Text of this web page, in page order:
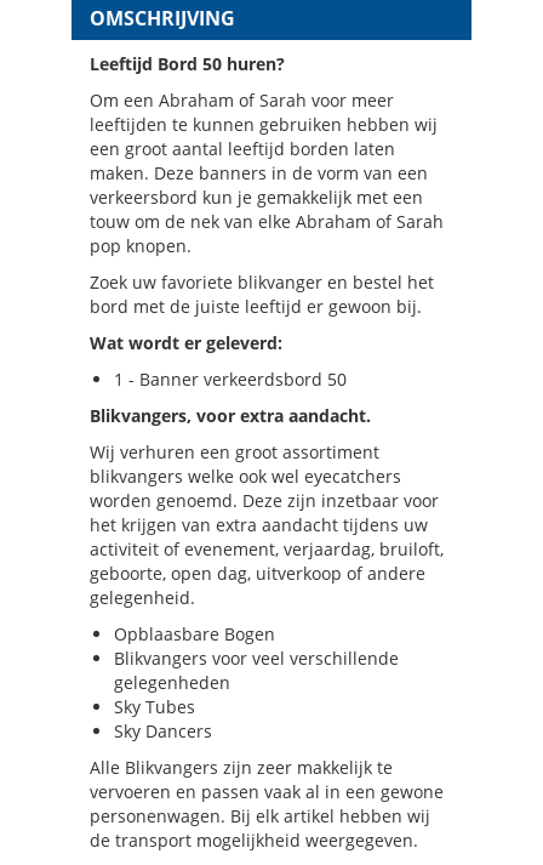
OMSCHRIJVING
Leeftijd Bord 50 huren?
Om een Abraham of Sarah voor meer
leeftijden te kunnen gebruiken hebben wij
een groot aantal leeftijd borden laten
maken. Deze banners in de vorm van een
verkeersbord kun je gemakkelijk met een
touw om de nek van elke Abraham of Sarah
pop knopen.
Zoek uw favoriete blikvanger en bestel het
bord met de juiste leeftijd er gewoon bij.
Wat wordt er geleverd:
1 - Banner verkeerdsbord 50
Blikvangers, voor extra aandacht.
Wij verhuren een groot assortiment
blikvangers welke ook wel eyecatchers
worden genoemd. Deze zijn inzetbaar voor
het krijgen van extra aandacht tijdens uw
activiteit of evenement, verjaardag, bruiloft,
geboorte, open dag, uitverkoop of andere
gelegenheid.
Opblaasbare Bogen
Blikvangers voor veel verschillende
gelegenheden
Sky Tubes
Sky Dancers
Alle Blikvangers zijn zeer makkelijk te
vervoeren en passen vaak al in een gewone
personenwagen. Bij elk artikel hebben wij
de transport mogelijkheid weergegeven.